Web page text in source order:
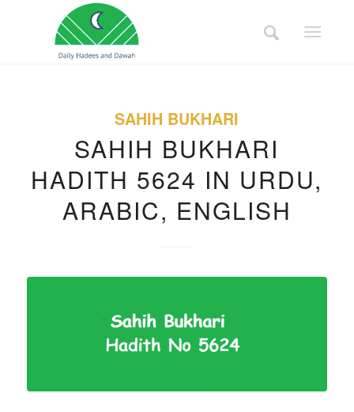
SAHIH BUKHARI
SAHIH BUKHARI
HADITH 5624 IN URDU,
ARABIC, ENGLISH